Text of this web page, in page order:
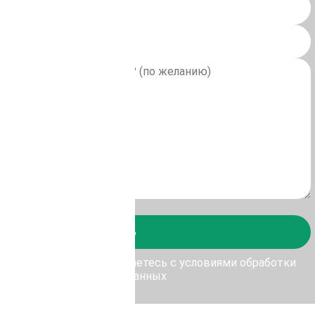
Отправить
Отправить, Вы соглашаетесь с условиями обработки
персональных данных